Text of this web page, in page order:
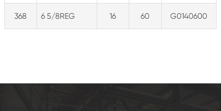
368 6 5/8REG 16 60 G0140600